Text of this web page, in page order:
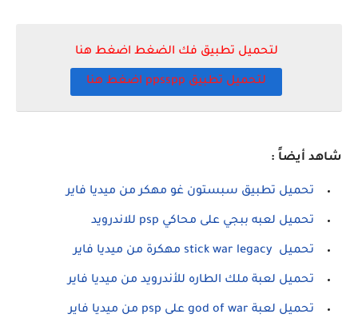
لتحميل تطبيق فك الضغط اضغط هنا
لتحميل تطبيق ppsspp اضغط هنا
شاهد أيضاً :
تحميل تطبيق سبستون غو مهكر من ميديا فاير
تحميل لعبه ببجي على محاكي psp للاندرويد
تحميل stick war legacy مهكرة من ميديا فاير
تحميل لعبة ملك الطاره للأندرويد من ميديا فاير
تحميل لعبة god of war على psp من ميديا فاير